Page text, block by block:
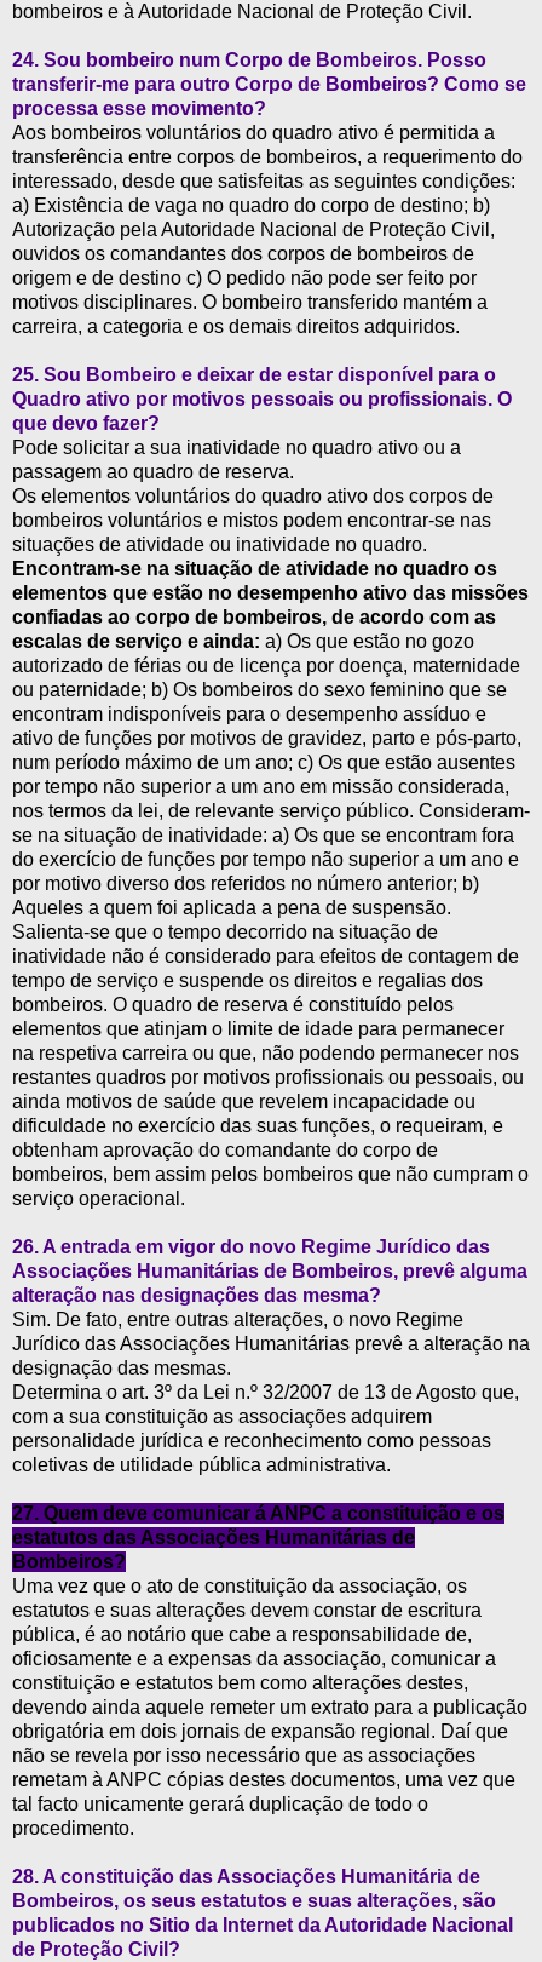
bombeiros e à Autoridade Nacional de Proteção Civil.
24. Sou bombeiro num Corpo de Bombeiros. Posso
transferir-me para outro Corpo de Bombeiros? Como se
processa esse movimento?
Aos bombeiros voluntários do quadro ativo é permitida a
transferência entre corpos de bombeiros, a requerimento do
interessado, desde que satisfeitas as seguintes condições:
a) Existência de vaga no quadro do corpo de destino; b)
Autorização pela Autoridade Nacional de Proteção Civil,
ouvidos os comandantes dos corpos de bombeiros de
origem e de destino c) O pedido não pode ser feito por
motivos disciplinares. O bombeiro transferido mantém a
carreira, a categoria e os demais direitos adquiridos.
25. Sou Bombeiro e deixar de estar disponível para o
Quadro ativo por motivos pessoais ou profissionais. O
que devo fazer?
Pode solicitar a sua inatividade no quadro ativo ou a
passagem ao quadro de reserva.
Os elementos voluntários do quadro ativo dos corpos de
bombeiros voluntários e mistos podem encontrar-se nas
situações de atividade ou inatividade no quadro.
Encontram-se na situação de atividade no quadro os
elementos que estão no desempenho ativo das missões
confiadas ao corpo de bombeiros, de acordo com as
escalas de serviço e ainda: a) Os que estão no gozo
autorizado de férias ou de licença por doença, maternidade
ou paternidade; b) Os bombeiros do sexo feminino que se
encontram indisponíveis para o desempenho assíduo e
ativo de funções por motivos de gravidez, parto e pós-parto,
num período máximo de um ano; c) Os que estão ausentes
por tempo não superior a um ano em missão considerada,
nos termos da lei, de relevante serviço público. Consideram-
se na situação de inatividade: a) Os que se encontram fora
do exercício de funções por tempo não superior a um ano e
por motivo diverso dos referidos no número anterior; b)
Aqueles a quem foi aplicada a pena de suspensão.
Salienta-se que o tempo decorrido na situação de
inatividade não é considerado para efeitos de contagem de
tempo de serviço e suspende os direitos e regalias dos
bombeiros. O quadro de reserva é constituído pelos
elementos que atinjam o limite de idade para permanecer
na respetiva carreira ou que, não podendo permanecer nos
restantes quadros por motivos profissionais ou pessoais, ou
ainda motivos de saúde que revelem incapacidade ou
dificuldade no exercício das suas funções, o requeiram, e
obtenham aprovação do comandante do corpo de
bombeiros, bem assim pelos bombeiros que não cumpram o
serviço operacional.
26. A entrada em vigor do novo Regime Jurídico das
Associações Humanitárias de Bombeiros, prevê alguma
alteração nas designações das mesma?
Sim. De fato, entre outras alterações, o novo Regime
Jurídico das Associações Humanitárias prevê a alteração na
designação das mesmas.
Determina o art. 3º da Lei n.º 32/2007 de 13 de Agosto que,
com a sua constituição as associações adquirem
personalidade jurídica e reconhecimento como pessoas
coletivas de utilidade pública administrativa.
27. Quem deve comunicar á ANPC a constituição e os
estatutos das Associações Humanitárias de
Bombeiros?
Uma vez que o ato de constituição da associação, os
estatutos e suas alterações devem constar de escritura
pública, é ao notário que cabe a responsabilidade de,
oficiosamente e a expensas da associação, comunicar a
constituição e estatutos bem como alterações destes,
devendo ainda aquele remeter um extrato para a publicação
obrigatória em dois jornais de expansão regional. Daí que
não se revela por isso necessário que as associações
remetam à ANPC cópias destes documentos, uma vez que
tal facto unicamente gerará duplicação de todo o
procedimento.
28. A constituição das Associações Humanitária de
Bombeiros, os seus estatutos e suas alterações, são
publicados no Sitio da Internet da Autoridade Nacional
de Proteção Civil?